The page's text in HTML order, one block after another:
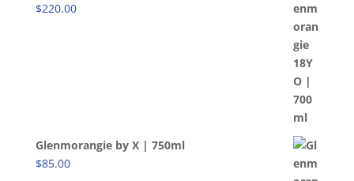
$220.00
Glenmorangie by X | 750ml
$85.00